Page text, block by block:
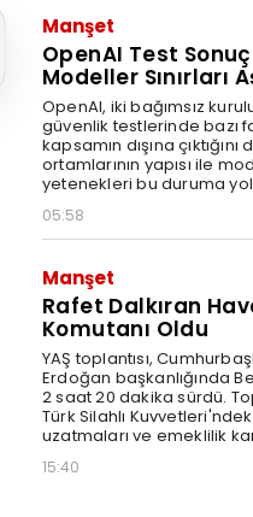
Manşet
OpenAI Test
Modeller Sınırları
OpenAI, iki bağımsız
güvenlik testlerinde bazı
kapsamın dışına
ortamlarının yapısı ile
yetenekleri bu duruma yol
05:58
Manşet
Rafet Dalkıran
Komutanı Oldu
YAŞ toplantısı,
Erdoğan başkanlığında
2 saat 20 dakika sürdü.
Türk Silahlı
uzatmaları ve emeklilik
15:40